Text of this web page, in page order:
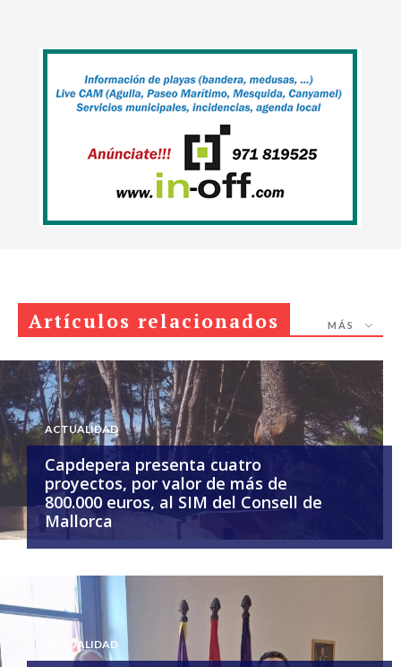
Artículos relacionados MÁS
ACTUALIDAD
Capdepera presenta cuatro
proyectos, por valor de más de
800.000 euros, al SIM del Consell de
Mallorca
ACTUALIDAD